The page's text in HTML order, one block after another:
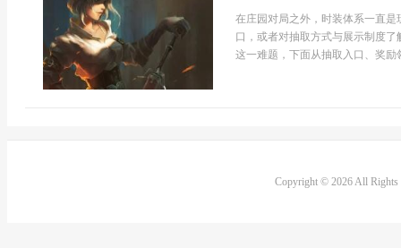
在庄园对局之外，时装体系一直
口，或者对抽取方式与展示制度
这一难题，下面从抽取入口、奖励
Copyright © 2026 All